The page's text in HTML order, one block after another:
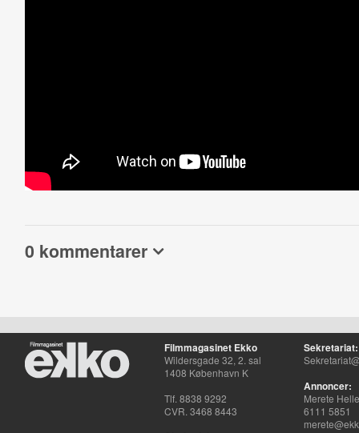
0 kommentarer
Filmmagasinet Ekko
Wildersgade 32, 2. sal
1408 København K
Tlf. 8838 9292
CVR. 3468 8443
Sekretariat:
Annoncer:
Merete
6111 5851